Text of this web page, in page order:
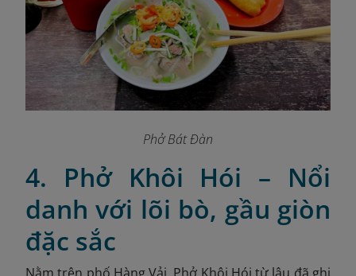
Phở Bát Đàn
4. Phở Khôi Hói – Nổi
danh với lõi bò, gầu giòn
đặc sắc